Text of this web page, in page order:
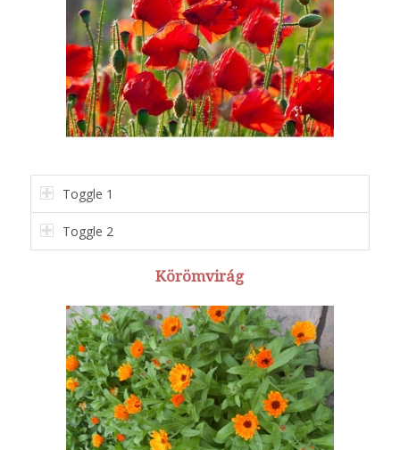
Toggle 1
Toggle 2
Körömvirág